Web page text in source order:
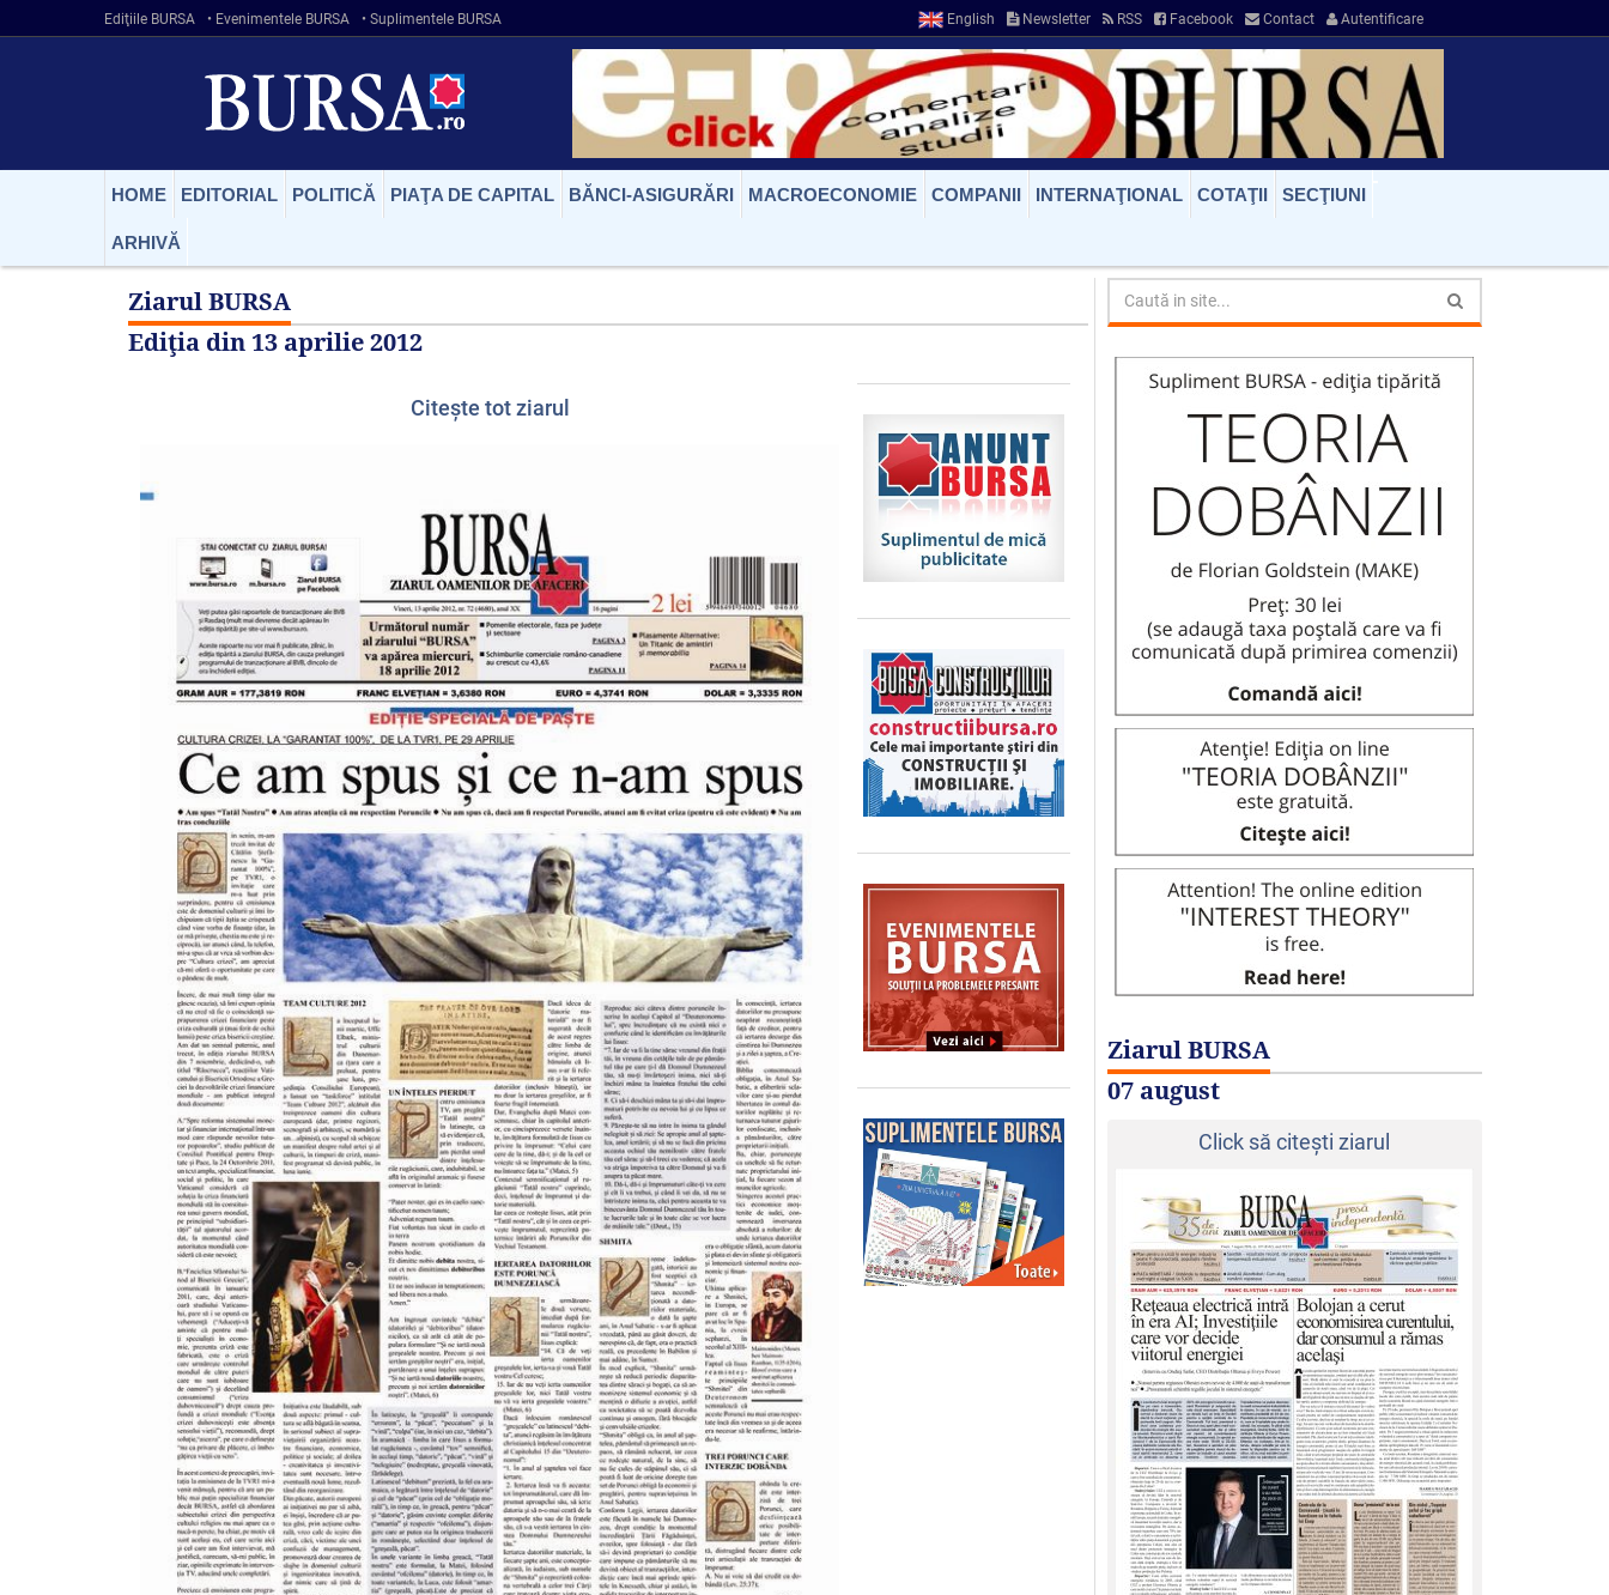
Ediţiile BURSA • Evenimentele BURSA • Suplimentele BURSA English Newsletter RSS Facebook Contact Autentificare
HOME EDITORIAL POLITICĂ PIAŢA DE CAPITAL BĂNCI-ASIGURĂRI MACROECONOMIE COMPANII INTERNAŢIONAL COTAŢII SECŢIUNI
ARHIVĂ
Ziarul BURSA
Ediţia din 13 aprilie 2012
Citeşte tot ziarul
Ziarul BURSA
07 august
Click să citeşti ziarul